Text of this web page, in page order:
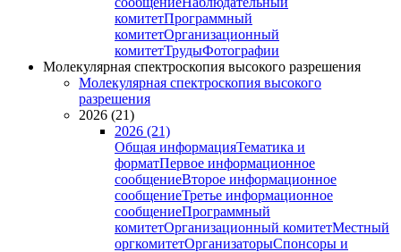
комитетПрограммный
комитетОрганизационный
комитетТрудыФотографии
Молекулярная спектроскопия высокого разрешения
Молекулярная спектроскопия высокого
разрешения
2026 (21)
2026 (21)
Общая информацияТематика и
форматПервое информационное
сообщениеВторое информационное
сообщениеТретье информационное
сообщениеПрограммный
комитетОрганизационный комитетМестный
оргкомитетОрганизаторыСпонсоры и